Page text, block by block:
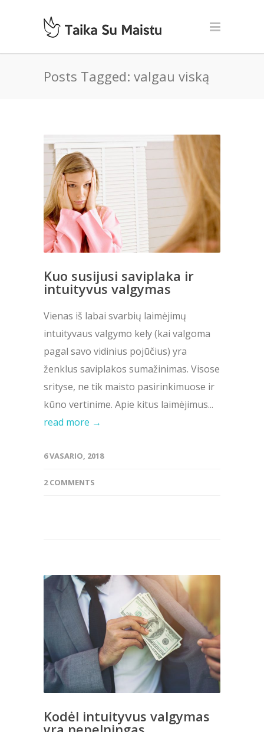
Posts Tagged: valgau viską
Kuo susijusi saviplaka ir
intuityvus valgymas
Vienas iš labai svarbių laimėjimų
intuityvaus valgymo kely (kai valgoma
pagal savo vidinius pojūčius) yra
ženklus saviplakos sumažinimas. Visose
srityse, ne tik maisto pasirinkimuose ir
kūno vertinime. Apie kitus laimėjimus...
read more →
6 VASARIO, 2018
2 COMMENTS
Kodėl intuityvus valgymas